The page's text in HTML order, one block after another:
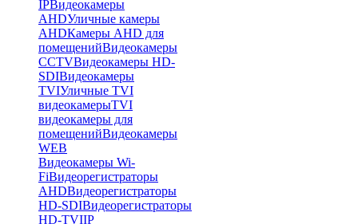
IPВидеокамеры
AHDУличные камеры
AHDКамеры AHD для
помещенийВидеокамеры
CCTVВидеокамеры HD-
SDIВидеокамеры
TVIУличные TVI
видеокамерыTVI
видеокамеры для
помещенийВидеокамеры
WEB
Видеокамеры Wi-
FiВидеорегистраторы
AHDВидеорегистраторы
HD-SDIВидеорегистраторы
HD-TVIIP